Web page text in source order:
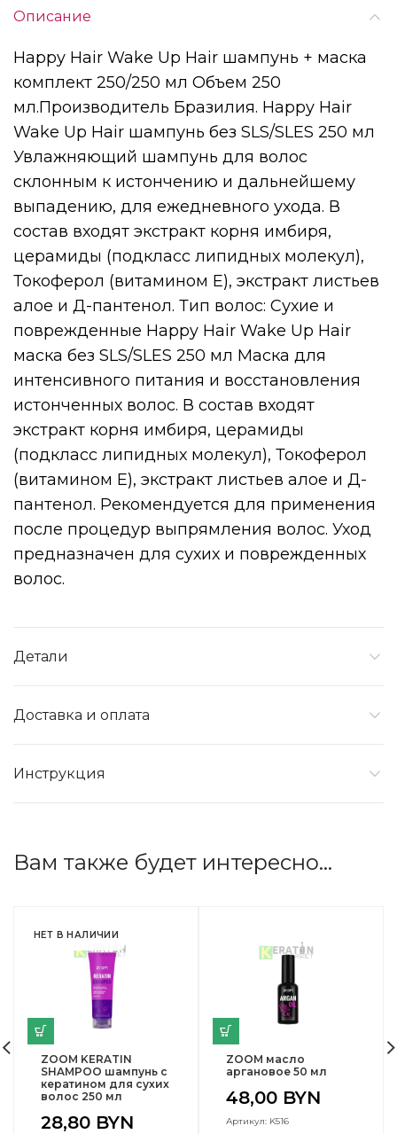
Описание
Happy Hair Wake Up Hair шампунь + маска
комплект 250/250 мл Объем 250
мл.Производитель Бразилия. Happy Hair
Wake Up Hair шампунь без SLS/SLES 250 мл
Увлажняющий шампунь для волос
склонным к истончению и дальнейшему
выпадению, для ежедневного ухода. В
состав входят экстракт корня имбиря,
церамиды (подкласс липидных молекул),
Токоферол (витамином E), экстракт листьев
алое и Д-пантенол. Тип волос: Сухие и
поврежденные Happy Hair Wake Up Hair
маска без SLS/SLES 250 мл Маска для
интенсивного питания и восстановления
истонченных волос. В состав входят
экстракт корня имбиря, церамиды
(подкласс липидных молекул), Токоферол
(витамином E), экстракт листьев алое и Д-
пантенол. Рекомендуется для применения
после процедур выпрямления волос. Уход
предназначен для сухих и поврежденных
волос.
Детали
Доставка и оплата
Инструкция
Вам также будет интересно…
НЕТ В НАЛИЧИИ
ZOOM KERATIN
SHAMPOO шампунь с
кератином для сухих
волос 250 мл
28,80 BYN
ZOOM масло
аргановое 50 мл
48,00 BYN
Артикул: K516